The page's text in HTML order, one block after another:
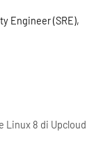
Engineer (SRE),
Linux 8 di Upcloud